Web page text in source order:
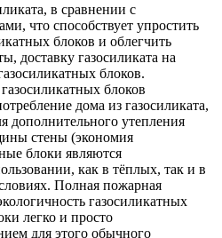
в сравнении с
что способствует упростить
блоков и облегчить
доставку газосиликата на
блоков.
блоков
дома из газосиликата,
дополнительного утепления
стены (экономия
блоки являются
как в тёплых, так и в
Полная пожарная
газосиликатных
легко и просто
для этого обычного